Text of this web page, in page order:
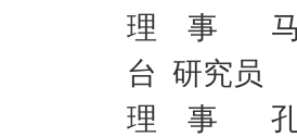
理 事 马
台 研究员
理 事 孔